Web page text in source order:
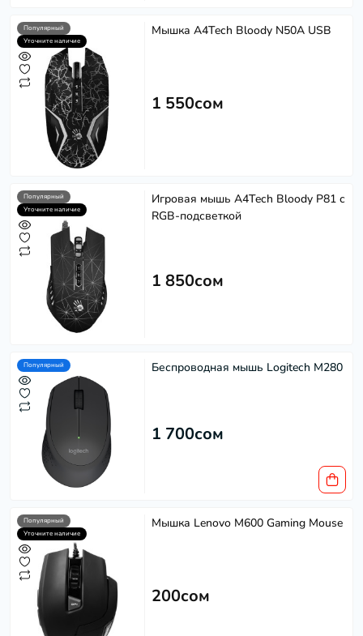
Популярный
Уточните наличие
Мышка A4Tech Bloody N50A USB
1 550сом
Популярный
Уточните наличие
Игровая мышь A4Tech Bloody P81 с
RGB-подсветкой
1 850сом
Популярный Беспроводная мышь Logitech M280
1 700сом
Популярный
Уточните наличие
Мышка Lenovo M600 Gaming Mouse
200сом